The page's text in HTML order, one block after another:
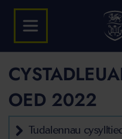
OED 2022
Tudalennau